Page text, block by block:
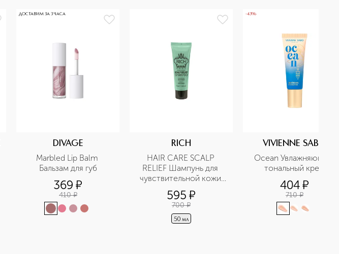
ДОСТАВИМ ЗА 3 ЧАСА
DIVAGE
Marbled Lip Balm
Бальзам для губ
369 ¤
410 ¤
RICH
HAIR CARE SCALP
RELIEF Шампунь для
чувствительной кожи
головы в дорожном
формате
595 ¤
700 ¤
50 мл
-43%
VIVIENNE SABO
Ocean Увлажняющий
тональный крем
404¤
710 ¤